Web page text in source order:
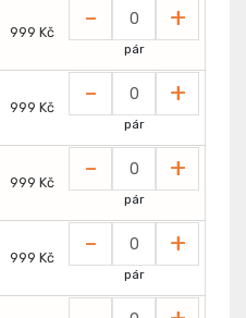
999 Kč - +
pár
999 Kč - +
pár
999 Kč - +
pár
999 Kč - +
pár